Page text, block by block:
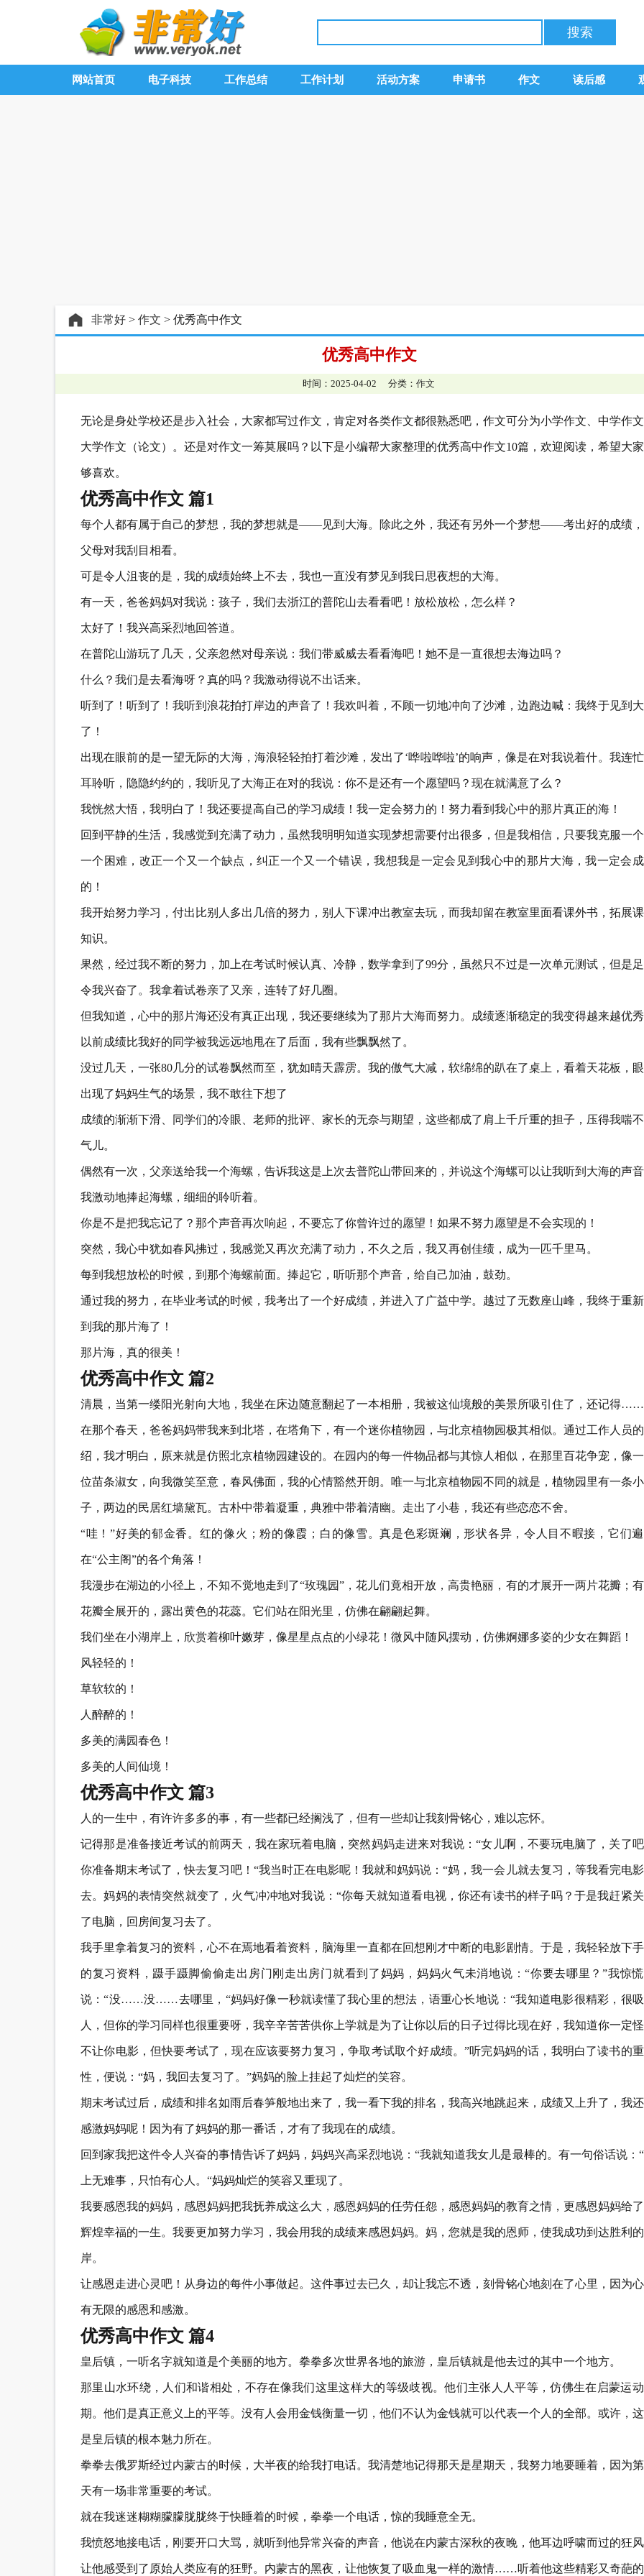
网站首页 电子科技 工作总结 工作计划 活动方案 申请书 作文 读后感
非常好 > 作文 > 优秀高中作文
优秀高中作文
时间：2025-04-02 分类： 作文
无论是身处学校还是步入社会，大家都写过作文，肯定对各类作文都很熟悉吧，作文可分为小学作文、中学作文
大学作文（论文）。还是对作文一筹莫展吗？以下是小编帮大家整理的优秀高中作文10篇，欢迎阅读，希望大
够喜欢。
优秀高中作文 篇1
每个人都有属于自己的梦想，我的梦想就是——见到大海。除此之外，我还有另外一个梦想——考出好的成绩
父母对我刮目相看。
可是令人沮丧的是，我的成绩始终上不去，我也一直没有梦见到我日思夜想的大海。
有一天，爸爸妈妈对我说：孩子，我们去浙江的普陀山去看看吧！放松放松，怎么样？
太好了！我兴高采烈地回答道。
在普陀山游玩了几天，父亲忽然对母亲说：我们带威威去看看海吧！她不是一直很想去海边吗？
什么？我们是去看海呀？真的吗？我激动得说不出话来。
听到了！听到了！我听到浪花拍打岸边的声音了！我欢叫着，不顾一切地冲向了沙滩，边跑边喊：我终于见到
了！
出现在眼前的是一望无际的大海，海浪轻轻拍打着沙滩，发出了‘哗啦哗啦’的响声，像是在对我说着什。我连忙
耳聆听，隐隐约约的，我听见了大海正在对的我说：你不是还有一个愿望吗？现在就满意了么？
我恍然大悟，我明白了！我还要提高自己的学习成绩！我一定会努力的！努力看到我心中的那片真正的海！
回到平静的生活，我感觉到充满了动力，虽然我明明知道实现梦想需要付出很多，但是我相信，只要我克服一个
一个困难，改正一个又一个缺点，纠正一个又一个错误，我想我是一定会见到我心中的那片大海，我一定会
的！
我开始努力学习，付出比别人多出几倍的努力，别人下课冲出教室去玩，而我却留在教室里面看课外书，拓展
知识。
果然，经过我不断的努力，加上在考试时候认真、冷静，数学拿到了99分，虽然只不过是一次单元测试，但是
令我兴奋了。我拿着试卷亲了又亲，连转了好几圈。
但我知道，心中的那片海还没有真正出现，我还要继续为了那片大海而努力。成绩逐渐稳定的我变得越来越优秀
以前成绩比我好的同学被我远远地甩在了后面，我有些飘飘然了。
没过几天，一张80几分的试卷飘然而至，犹如晴天霹雳。我的傲气大减，软绵绵的趴在了桌上，看着天花板，
出现了妈妈生气的场景，我不敢往下想了
成绩的渐渐下滑、同学们的冷眼、老师的批评、家长的无奈与期望，这些都成了肩上千斤重的担子，压得我喘
气儿。
偶然有一次，父亲送给我一个海螺，告诉我这是上次去普陀山带回来的，并说这个海螺可以让我听到大海的声音
我激动地捧起海螺，细细的聆听着。
你是不是把我忘记了？那个声音再次响起，不要忘了你曾许过的愿望！如果不努力愿望是不会实现的！
突然，我心中犹如春风拂过，我感觉又再次充满了动力，不久之后，我又再创佳绩，成为一匹千里马。
每到我想放松的时候，到那个海螺前面。捧起它，听听那个声音，给自己加油，鼓劲。
通过我的努力，在毕业考试的时候，我考出了一个好成绩，并进入了广益中学。越过了无数座山峰，我终于重
到我的那片海了！
那片海，真的很美！
优秀高中作文 篇2
清晨，当第一缕阳光射向大地，我坐在床边随意翻起了一本相册，我被这仙境般的美景所吸引住了，还记得……
在那个春天，爸爸妈妈带我来到北塔，在塔角下，有一个迷你植物园，与北京植物园极其相似。通过工作人员
绍，我才明白，原来就是仿照北京植物园建设的。在园内的每一件物品都与其惊人相似，在那里百花争宠，像
位苗条淑女，向我微笑至意，春风佛面，我的心情豁然开朗。唯一与北京植物园不同的就是，植物园里有一条
子，两边的民居红墙黛瓦。古朴中带着凝重，典雅中带着清幽。走出了小巷，我还有些恋恋不舍。
“哇！”好美的郁金香。红的像火；粉的像霞；白的像雪。真是色彩斑斓，形状各异，令人目不暇接，它们
在“公主阁”的各个角落！
我漫步在湖边的小径上，不知不觉地走到了“玫瑰园”，花儿们竟相开放，高贵艳丽，有的才展开一两片花瓣；
花瓣全展开的，露出黄色的花蕊。它们站在阳光里，仿佛在翩翩起舞。
我们坐在小湖岸上，欣赏着柳叶嫩芽，像星星点点的小绿花！微风中随风摆动，仿佛婀娜多姿的少女在舞蹈！
风轻轻的！
草软软的！
人醉醉的！
多美的满园春色！
多美的人间仙境！
优秀高中作文 篇3
人的一生中，有许许多多的事，有一些都已经搁浅了，但有一些却让我刻骨铭心，难以忘怀。
记得那是准备接近考试的前两天，我在家玩着电脑，突然妈妈走进来对我说：“女儿啊，不要玩电脑了，关了吧
你准备期末考试了，快去复习吧！“我当时正在电影呢！我就和妈妈说：“妈，我一会儿就去复习，等我看完电
去。妈妈的表情突然就变了，火气冲冲地对我说：“你每天就知道看电视，你还有读书的样子吗？于是我赶紧
了电脑，回房间复习去了。
我手里拿着复习的资料，心不在焉地看着资料，脑海里一直都在回想刚才中断的电影剧情。于是，我轻轻放下
的复习资料，蹑手蹑脚偷偷走出房门刚走出房门就看到了妈妈，妈妈火气未消地说：“你要去哪里？”我惊
说：“没……没……去哪里，“妈妈好像一秒就读懂了我心里的想法，语重心长地说：“我知道电影很精彩，很吸
人，但你的学习同样也很重要呀，我辛辛苦苦供你上学就是为了让你以后的日子过得比现在好，我知道你一定
不让你电影，但快要考试了，现在应该要努力复习，争取考试取个好成绩。”听完妈妈的话，我明白了读书的
性，便说：“妈，我回去复习了。”妈妈的脸上挂起了灿烂的笑容。
期末考试过后，成绩和排名如雨后春笋般地出来了，我一看下我的排名，我高兴地跳起来，成绩又上升了，我
感激妈妈呢！因为有了妈妈的那一番话，才有了我现在的成绩。
回到家我把这件令人兴奋的事情告诉了妈妈，妈妈兴高采烈地说：“我就知道我女儿是最棒的。有一句俗话说：
上无难事，只怕有心人。“妈妈灿烂的笑容又重现了。
我要感恩我的妈妈，感恩妈妈把我抚养成这么大，感恩妈妈的任劳任怨，感恩妈妈的教育之情，更感恩妈妈给
辉煌幸福的一生。我要更加努力学习，我会用我的成绩来感恩妈妈。妈，您就是我的恩师，使我成功到达胜利
岸。
让感恩走进心灵吧！从身边的每件小事做起。这件事过去已久，却让我忘不透，刻骨铭心地刻在了心里，因为
有无限的感恩和感激。
优秀高中作文 篇4
皇后镇，一听名字就知道是个美丽的地方。拳拳多次世界各地的旅游，皇后镇就是他去过的其中一个地方。
那里山水环绕，人们和谐相处，不存在像我们这里这样大的等级歧视。他们主张人人平等，仿佛生在启蒙运
期。他们是真正意义上的平等。没有人会用金钱衡量一切，他们不认为金钱就可以代表一个人的全部。或许，
是皇后镇的根本魅力所在。
拳拳去俄罗斯经过内蒙古的时候，大半夜的给我打电话。我清楚地记得那天是星期天，我努力地要睡着，因为
天有一场非常重要的考试。
就在我迷迷糊糊朦朦胧胧终于快睡着的时候，拳拳一个电话，惊的我睡意全无。
我愤怒地接电话，刚要开口大骂，就听到他异常兴奋的声音，他说在内蒙古深秋的夜晚，他耳边呼啸而过的狂风
让他感受到了原始人类应有的狂野。内蒙古的黑夜，让他恢复了吸血鬼一样的激情……听着他这些精彩又奇葩